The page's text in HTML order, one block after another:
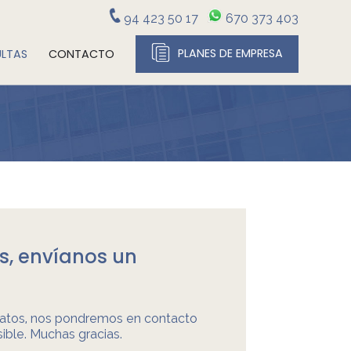
94 423 50 17 670 373 403
CONTACTO PLANES DE EMPRESA
envíanos un
nos pondremos en contacto
Muchas gracias.